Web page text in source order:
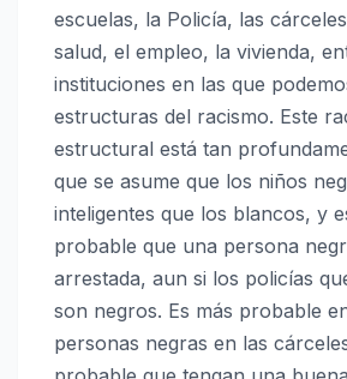
escuelas, la Policía, las
salud, el empleo, la vivienda,
instituciones en las que
estructuras del racismo. Este
estructural está tan
que se asume que los niños
inteligentes que los blancos, y
probable que una persona
arrestada, aun si los policías
son negros. Es más probable
personas negras en las